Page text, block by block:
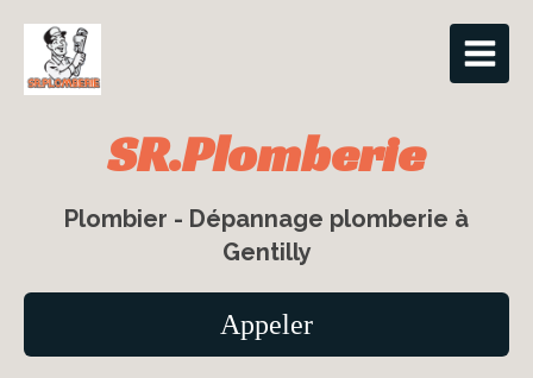
SR.Plomberie
Plombier - Dépannage plomberie à
Gentilly
Appeler